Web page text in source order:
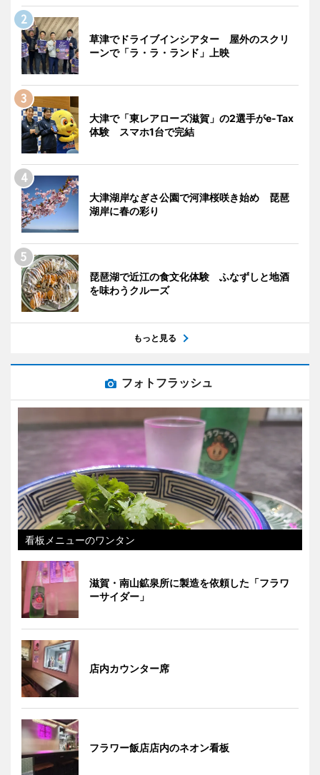
草津でドライブインシアター 屋外のスクリ
ーンで「ラ・ラ・ランド」上映
大津で「東レアローズ滋賀」の2選手がe-Tax
体験 スマホ1台で完結
大津湖岸なぎさ公園で河津桜咲き始め 琵琶
湖岸に春の彩り
琵琶湖で近江の食文化体験 ふなずしと地酒
を味わうクルーズ
もっと見る
フォトフラッシュ
看板メニューのワンタン
滋賀・南山鉱泉所に製造を依頼した「フラワ
ーサイダー」
店内カウンター席
フラワー飯店店内のネオン看板